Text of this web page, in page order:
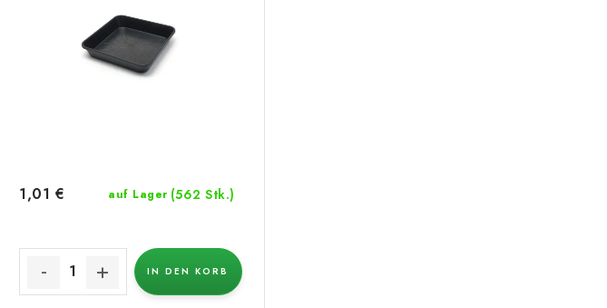
auf Lager (562 Stk.)
1,01 €
IN DEN KORB